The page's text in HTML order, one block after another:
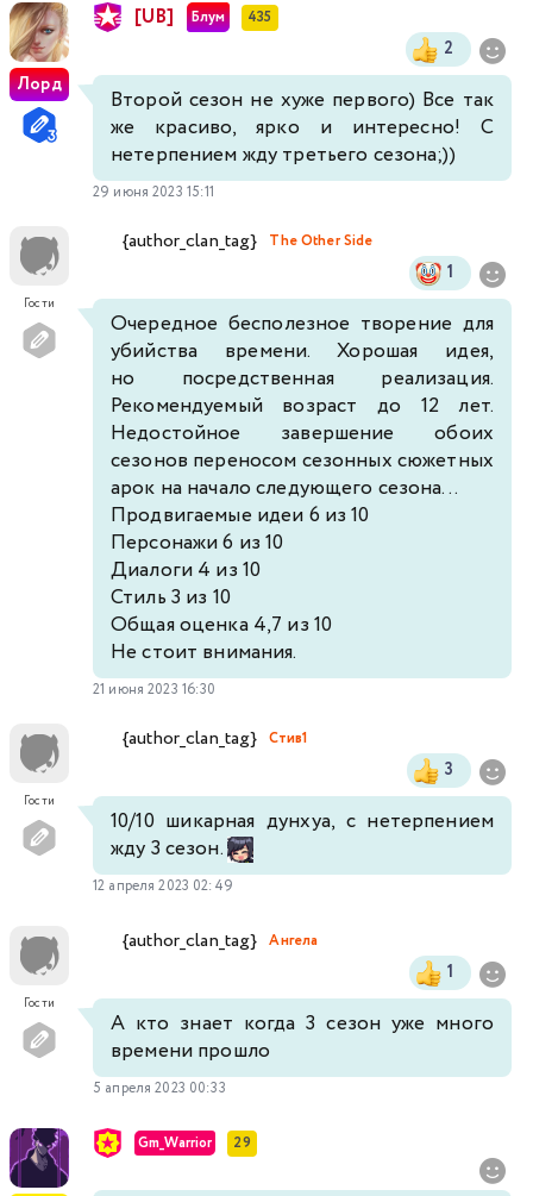
Лорд
[UB] Блум 435
2
Второй сезон не хуже первого) Все так
же красиво, ярко и интересно! С
нетерпением жду третьего сезона;))
29 июня 2023 15:11
Гости
{author_clan_tag} The Other Side
1
Очередное бесполезное творение для
убийства времени. Хорошая идея,
но посредственная реализация.
Рекомендуемый возраст до 12 лет.
Недостойное завершение обоих
сезонов переносом сезонных сюжетных
арок на начало следующего сезона...
Продвигаемые идеи 6 из 10
Персонажи 6 из 10
Диалоги 4 из 10
Стиль 3 из 10
Общая оценка 4,7 из 10
Не стоит внимания.
21 июня 2023 16:30
Гости
{author_clan_tag} Стив1
3
10/10 шикарная дунхуа, с нетерпением
жду 3 сезон.
12 апреля 2023 02:49
Гости
{author_clan_tag} Ангела
1
А кто знает когда 3 сезон уже много
времени прошло
5 апреля 2023 00:33
Gm_Warrior 29